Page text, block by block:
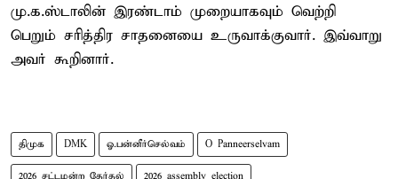
மு.க.ஸ்டாலின் இரண்டாம் முறையாகவும் வெற்றி
பெறும் சரித்திர சாதனையை உருவாக்குவார். இவ்வாறு
அவர் கூறினார்.
திமுக DMK ஓ.பன்னீர்செல்வம் O Panneerselvam
2026 சட்டமன்ற தேர்தல் 2026 assembly election